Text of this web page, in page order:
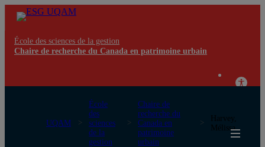
École des sciences de la gestion
Chaire de recherche du Canada en patrimoine urbain
UQAM
École
des
sciences
de la
gestion
Chaire de
recherche du
Canada en
patrimoine
urbain
Harvey,
Mélissa